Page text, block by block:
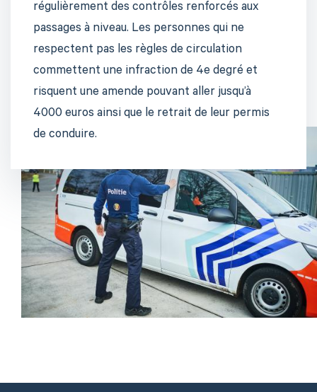
régulièrement des contrôles renforcés aux
passages à niveau. Les personnes qui ne
respectent pas les règles de circulation
commettent une infraction de 4e degré et
risquent une amende pouvant aller jusqu’à
4000 euros ainsi que le retrait de leur permis
de conduire.